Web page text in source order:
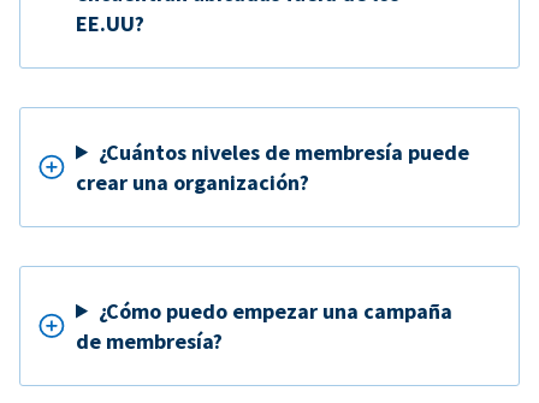
EE.UU?
¿Cuántos niveles de membresía puede
crear una organización?
¿Cómo puedo empezar una campaña
de membresía?